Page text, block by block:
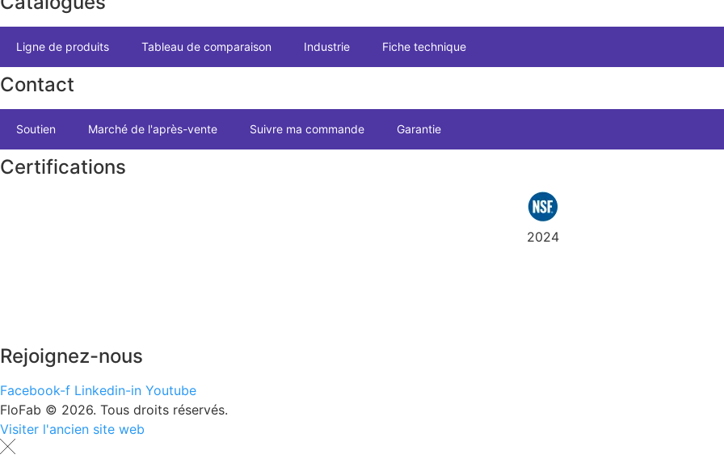
Ligne de produits Tableau de comparaison Industrie Fiche technique
Contact
Soutien Marché de l'après-vente Suivre ma commande Garantie
Certifications
2024
Rejoignez-nous
Facebook-f Linkedin-in Youtube
FloFab © 2026. Tous droits réservés.
Visiter l'ancien site web